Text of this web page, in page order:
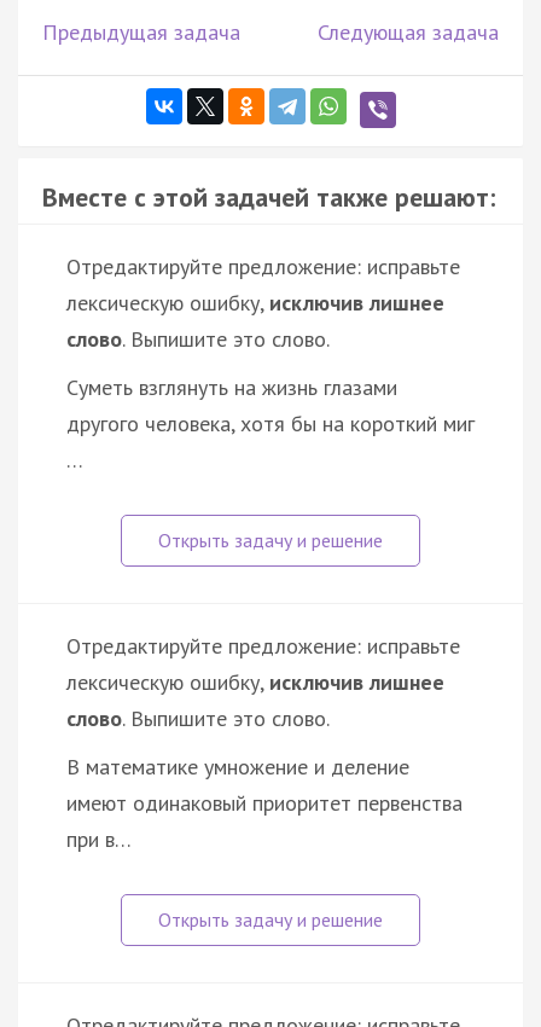
Предыдущая задача Следующая задача
Вместе с этой задачей также решают:
Отредактируйте предложение: исправьте
лексическую ошибку, исключив лишнее
слово. Выпишите это слово.
Суметь взглянуть на жизнь глазами
другого человека, хотя бы на короткий миг
…
Отредактируйте предложение: исправьте
лексическую ошибку, исключив лишнее
слово. Выпишите это слово.
В математике умножение и деление
имеют одинаковый приоритет первенства
при в…